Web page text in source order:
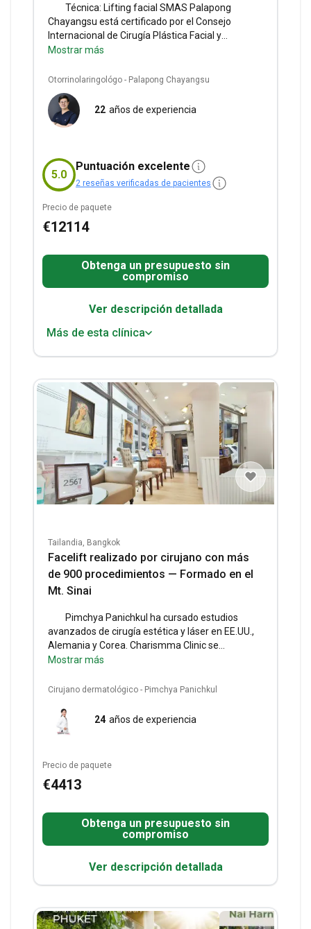
Otorrinolaringológo - Palapong Chayangsu
22 años de experiencia
Técnica: Lifting facial SMAS Palapong
Chayangsu está certificado por el Consejo
Internacional de Cirugía Plástica Facial y
Reconstructiva.
y atrae a pacientes de toda Asia. Servicios
incluidos:
postoperatoria, visita de seguimiento, anestesia
local, consulta por vídeo o texto, traslado a la
Mostrar más
5.0
Puntuación excelente
2 reseñas verificadas de pacientes
Precio de paquete
€12114
Obtenga un presupuesto sin
compromiso
Ver descripción detallada
Más de esta clínica
Tailandia, Bangkok
Facelift realizado por cirujano con más
de 900 procedimientos — Formado en el
Mt. Sinai
Cirujano dermatológico - Pimchya Panichkul
24 años de experiencia
Pimchya Panichkul ha cursado estudios
avanzados de cirugía estética y láser en EE.UU.,
Alemania y Corea. Charismma Clinic se
especializa en mejoras faciales de vanguardia
Servicios incluidos:Consulta por vídeo o mensaje
requiere hospitalización ni estancia en hotel; el
alojamiento no está incluido en el precio.
Mostrar más
Precio de paquete
€4413
Obtenga un presupuesto sin
compromiso
Ver descripción detallada